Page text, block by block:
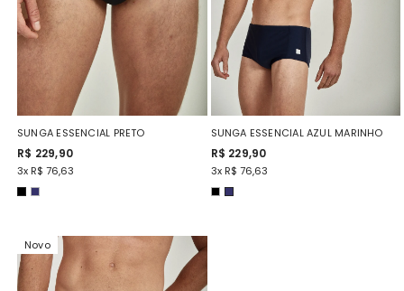
SUNGA ESSENCIAL PRETO
R$ 229,90
3x R$ 76,63
SUNGA ESSENCIAL AZUL MARINHO
R$ 229,90
3x R$ 76,63
Novo